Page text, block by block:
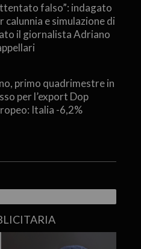
falso”: indagato
calunnia e simulazione di
il giornalista Adriano
primo quadrimestre in
per l’export Dop
Italia -6,2%